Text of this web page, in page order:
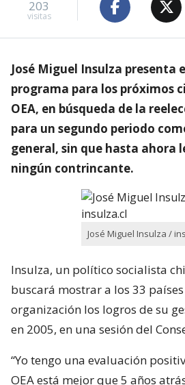
203
visitas
José Miguel Insulza presenta
programa para los próximos
OEA, en búsqueda de la
para un segundo periodo
general, sin que hasta ahora
ningún contrincante.
José Miguel Insulza /
Insulza, un político socialista
buscará mostrar a los 33
organización los logros de su
en 2005, en una sesión del
“Yo tengo una evaluación
OEA está mejor que 5 años